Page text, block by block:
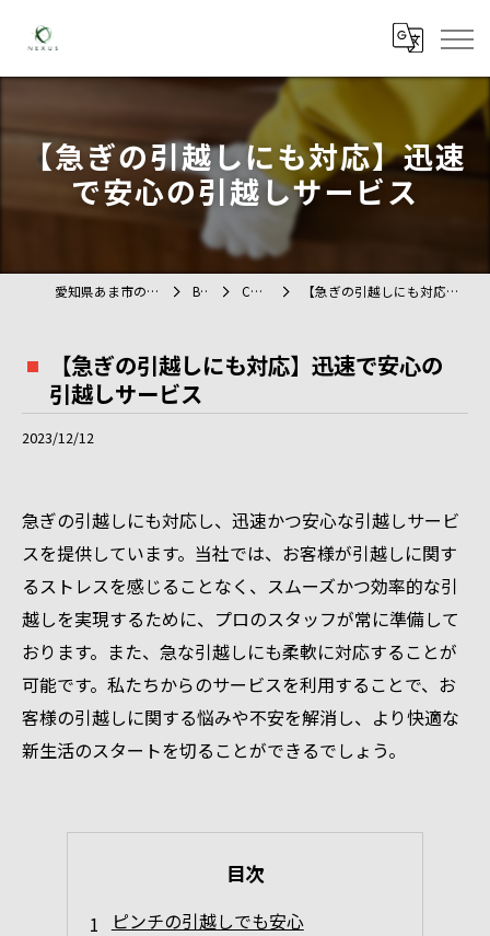
【急ぎの引越しにも対応】迅速
で安心の引越しサービス
愛知県あま市の不用品回収ならTAG BLOG COLUMN 【急ぎの引越しにも対応】迅速で安心の引越しサービス
【急ぎの引越しにも対応】迅速で安心の
引越しサービス
2023/12/12
急ぎの引越しにも対応し、迅速かつ安心な引越しサービ
スを提供しています。当社では、お客様が引越しに関す
るストレスを感じることなく、スムーズかつ効率的な引
越しを実現するために、プロのスタッフが常に準備して
おります。また、急な引越しにも柔軟に対応することが
可能です。私たちからのサービスを利用することで、お
客様の引越しに関する悩みや不安を解消し、より快適な
新生活のスタートを切ることができるでしょう。
目次
ピンチの引越しでも安心